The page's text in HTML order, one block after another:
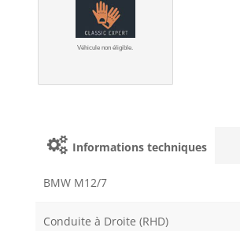
Véhicule non éligible.
Informations techniques
BMW M12/7
Conduite à Droite (RHD)